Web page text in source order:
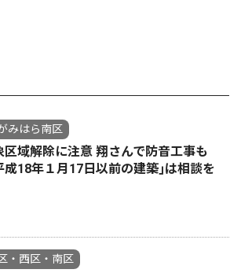
みはら南区
区域解除に注意 翔さんで防音工事も
成18年１月17日以前の建築｣は相談を
・西区・南区